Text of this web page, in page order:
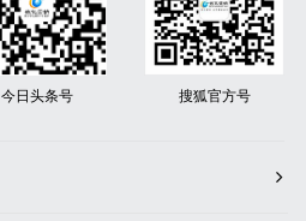
今日头条号 搜狐官方号